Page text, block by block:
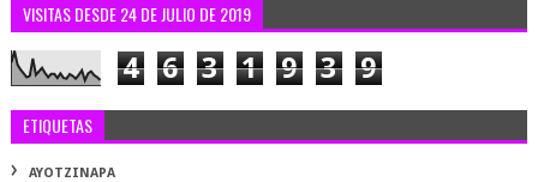
VISITAS DESDE 24 DE JULIO DE 2019
4 6 3 1 9 3 9
ETIQUETAS
AYOTZINAPA